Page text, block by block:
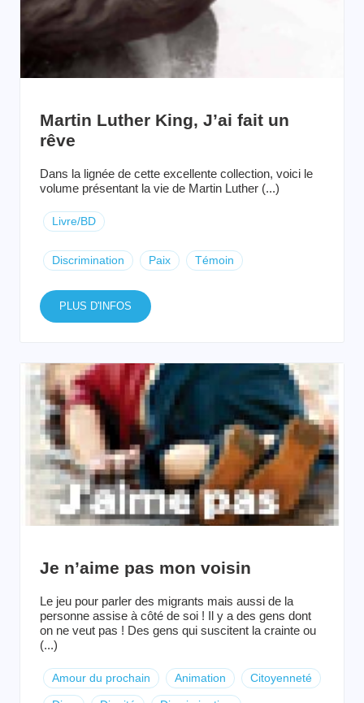
Martin Luther King, J’ai fait un
rêve
Dans la lignée de cette excellente collection, voici le
volume présentant la vie de Martin Luther (...)
Livre/BD
Discrimination Paix Témoin
PLUS D'INFOS
Je n’aime pas mon voisin
Le jeu pour parler des migrants mais aussi de la
personne assise à côté de soi ! Il y a des gens dont
on ne veut pas ! Des gens qui suscitent la crainte ou
(...)
Amour du prochain Animation Citoyenneté